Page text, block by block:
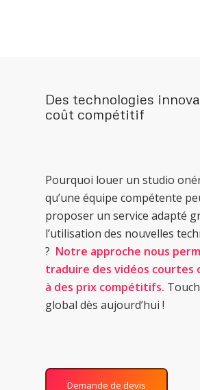
Des technologies
coût compétitif
Pourquoi louer un studio
qu’une équipe compétente
proposer un service adapté
l’utilisation des nouvelles
? Notre approche nous
traduire des vidéos courtes
à des prix compétitifs.
global dès aujourd’hui !
Demande de devis